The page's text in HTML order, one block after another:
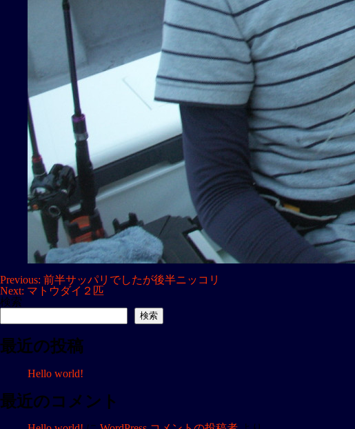
投
稿
ゲ
ョ
ン
Previous: 前半サッパリでしたが後半ニッコリ
Next: マトウダイ２匹
検索
検索
最近の投稿
Hello world!
最近のコメント